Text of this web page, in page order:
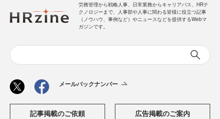
労務管理から戦略人事、日常業務からキャリアパス、HRテ
クノロジーまで、人事部や人事に関わる皆様に役立つ記事
（ノウハウ、事例など）やニュースなどを提供するWebマ
ガジンです。
メールバックナンバー
記事掲載のご依頼 広告掲載のご案内